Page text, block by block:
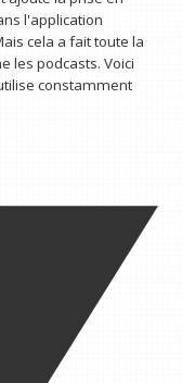
l'application
cela a fait toute la
les podcasts. Voici
constamment